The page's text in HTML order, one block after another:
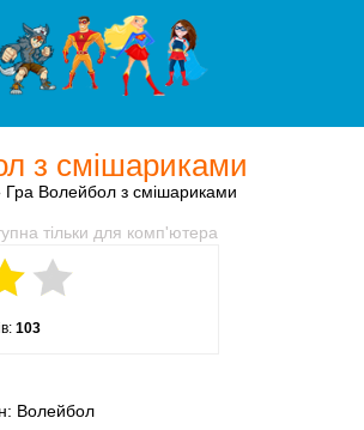
з смішариками
Гра Волейбол з смішариками
тільки для комп'ютера
103
Волейбол